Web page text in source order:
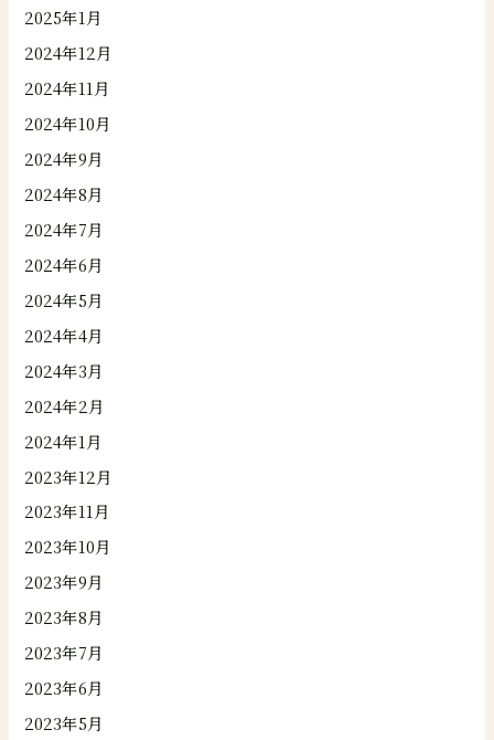
2025年1月
2024年12月
2024年11月
2024年10月
2024年9月
2024年8月
2024年7月
2024年6月
2024年5月
2024年4月
2024年3月
2024年2月
2024年1月
2023年12月
2023年11月
2023年10月
2023年9月
2023年8月
2023年7月
2023年6月
2023年5月